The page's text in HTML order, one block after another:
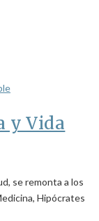
y Vida
se remonta a los
Hipócrates